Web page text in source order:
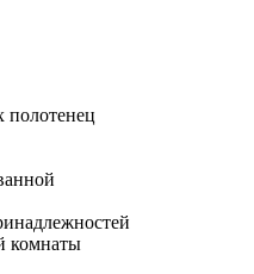
полотенец
комнаты